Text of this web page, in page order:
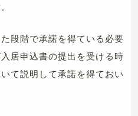
段階で承諾を得ている必要
居申込書の提出を受ける時
て説明して承諾を得ておい